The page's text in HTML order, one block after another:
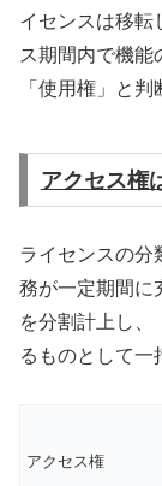
イセンスは移
ス期間内で機能
「使用権」と判
アクセス権
ライセンスの分
務が一定期間に
を分割計上し、
るものとして一
アクセス権